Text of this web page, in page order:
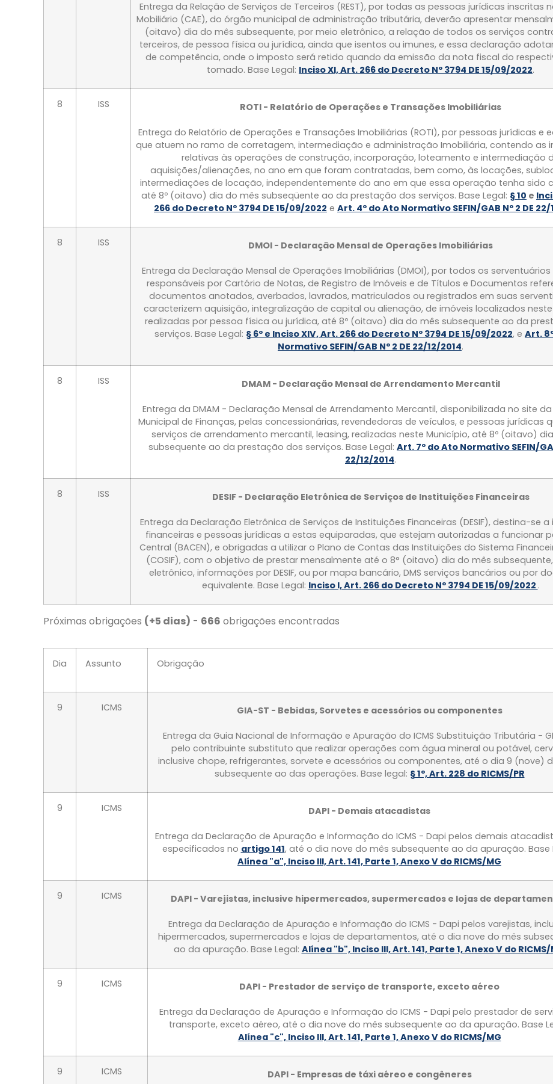
Entrega da Relação de Serviços de Terceiros (REST), por todas as pessoas jurídicas inscritas
Mobiliário (CAE), do órgão municipal de administração tributária, deverão apresentar
(oitavo) dia do mês subsequente, por meio eletrônico, a relação de todos os serviços
terceiros, de pessoa física ou jurídica, ainda que isentos ou imunes, e essa declaração
de competência, onde o imposto será retido quando da emissão da nota fiscal do
tomado. Base Legal: Inciso XI, Art. 266 do Decreto Nº 3794 DE 15/09/2022.
8 ISS ROTI - Relatório de Operações e Transações Imobiliárias
Entrega do Relatório de Operações e Transações Imobiliárias (ROTI), por pessoas jurídicas e
que atuem no ramo de corretagem, intermediação e administração Imobiliária, contendo as
relativas às operações de construção, incorporação, loteamento e intermediação
aquisições/alienações, no ano em que foram contratadas, bem como, às locações,
intermediações de locação, independentemente do ano em que essa operação tenha sido
até 8º (oitavo) dia do mês subseqüente ao da prestação dos serviços. Base Legal: § 10 e
266 do Decreto Nº 3794 DE 15/09/2022 e Art. 4º do Ato Normativo SEFIN/GAB Nº 2 DE 22/
8 ISS DMOI - Declaração Mensal de Operações Imobiliárias
Entrega da Declaração Mensal de Operações Imobiliárias (DMOI), por todos os
responsáveis por Cartório de Notas, de Registro de Imóveis e de Títulos e Documentos
documentos anotados, averbados, lavrados, matriculados ou registrados em suas
caracterizem aquisição, integralização de capital ou alienação, de imóveis localizados
realizadas por pessoa física ou jurídica, até 8º (oitavo) dia do mês subsequente ao da
serviços. Base Legal: § 6º e Inciso XIV, Art. 266 do Decreto Nº 3794 DE 15/09/2022, e Art.
Normativo SEFIN/GAB Nº 2 DE 22/12/2014.
8 ISS DMAM - Declaração Mensal de Arrendamento Mercantil
Entrega da DMAM - Declaração Mensal de Arrendamento Mercantil, disponibilizada no site
Municipal de Finanças, pelas concessionárias, revendedoras de veículos, e pessoas jurídicas
serviços de arrendamento mercantil, leasing, realizadas neste Município, até 8º (oitavo)
subsequente ao da prestação dos serviços. Base Legal: Art. 7º do Ato Normativo SEFIN/
22/12/2014.
8 ISS DESIF - Declaração Eletrônica de Serviços de Instituições Financeiras
Entrega da Declaração Eletrônica de Serviços de Instituições Financeiras (DESIF), destina-se
financeiras e pessoas jurídicas a estas equiparadas, que estejam autorizadas a funcionar
Central (BACEN), e obrigadas a utilizar o Plano de Contas das Instituições do Sistema
(COSIF), com o objetivo de prestar mensalmente até o 8° (oitavo) dia do mês
eletrônico, informações por DESIF, ou por mapa bancário, DMS serviços bancários ou por
equivalente. Base Legal: Inciso I, Art. 266 do Decreto Nº 3794 DE 15/09/2022 .
Próximas obrigações (+5 dias) - 666 obrigações encontradas
Dia Assunto Obrigação
9 ICMS GIA-ST - Bebidas, Sorvetes e acessórios ou componentes
Entrega da Guia Nacional de Informação e Apuração do ICMS Substituição Tributária -
pelo contribuinte substituto que realizar operações com água mineral ou potável,
inclusive chope, refrigerantes, sorvete e acessórios ou componentes, até o dia 9 (nove)
subsequente ao das operações. Base legal: § 1º, Art. 228 do RICMS/PR
9 ICMS DAPI - Demais atacadistas
Entrega da Declaração de Apuração e Informação do ICMS - Dapi pelos demais
especificados no artigo 141, até o dia nove do mês subsequente ao da apuração. Base
Alínea "a", Inciso III, Art. 141, Parte 1, Anexo V do RICMS/MG
9 ICMS DAPI - Varejistas, inclusive hipermercados, supermercados e lojas de
Entrega da Declaração de Apuração e Informação do ICMS - Dapi pelos varejistas,
hipermercados, supermercados e lojas de departamentos, até o dia nove do mês
ao da apuração. Base Legal: Alínea "b", Inciso III, Art. 141, Parte 1, Anexo V do RICMS/
9 ICMS DAPI - Prestador de serviço de transporte, exceto aéreo
Entrega da Declaração de Apuração e Informação do ICMS - Dapi pelo prestador de
transporte, exceto aéreo, até o dia nove do mês subsequente ao da apuração. Base
Alínea "c", Inciso III, Art. 141, Parte 1, Anexo V do RICMS/MG
9 ICMS DAPI - Empresas de táxi aéreo e congêneres